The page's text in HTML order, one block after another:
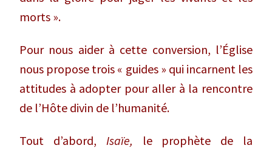
morts ».
Pour nous aider à cette conversion, l’Église
nous propose trois « guides » qui incarnent les
attitudes à adopter pour aller à la rencontre
de l’Hôte divin de l’humanité.
Tout d’abord, Isaïe, le prophète de la